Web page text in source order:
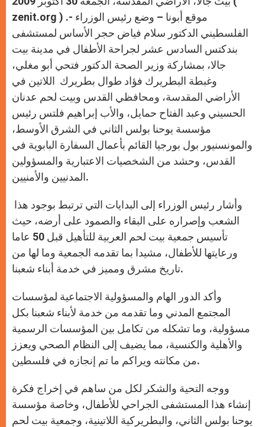
p e
r
k
zenit.org ) .- موقع أبونا – وضع رئيس الوزراء
الفلسطيني الدكتور سلام فياض حجر الأساس لمستشفى
بندكتس السادس عشر لجراحة الأطفال في مدينة بيت
جالا، بمشاركة وزير الصحة الدكتور فتحي أبو مغلي،
وغبطة البطريرك فؤاد طوال بطريرك اللاتين في
الأراضي المقدسة، ومحافظي القدس وبيت لحم عدنان
الحسيني وعبد الفتاح حمايل، والأب إبراهيم فلتس رئيس
مؤسسة يوحنا بولس الثاني في الشرق الأوسط،
والمونسنيور بول بورجيا القائم بأعمال السفارة البابوية في
القدس، وحشد من الشخصيات الاعتبارية والمسؤولين
المدنيين والأمنيين.
الشعب وإصراره على البقاء والصمود على أرضه، حيث
تأسيس جمعية بيت لحم العربية للتأهيل قبل 50 عاما
ورعايتها للأطفال، مشيدا بما تقدمه الجمعية وما لها من
تاريخ مشرق ومميز في خدمة أبناء شعبنا.
وأكد الدور الهام والمسؤولية الاجتماعية لمؤسسات
المجتمع المدني وما تقدمه من خدمة لأبناء شعبنا بكل
مسؤولية، وما تشكله من تكامل بين المؤسسات الرسمية
والأهلية والكنسية، مما يضيف إلى النظام الصحي ويعزز
من مكانته ويراكم ما تم إنجازه في فلسطين.
ووجه التحية والشكر لكل من ساهم في إخراج فكرة
إنشاء هذا المستشفى الجراحي للأطفال، وخاصة مؤسسة
يوحنا بولس الثاني، والبطريركية اللاتينية، وجمعية بيت لحم